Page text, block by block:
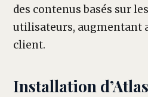
des contenus basés sur
utilisateurs, augmentant
client.
Installation